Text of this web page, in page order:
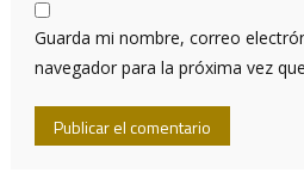
Guarda mi nombre, correo
navegador para la próxima vez